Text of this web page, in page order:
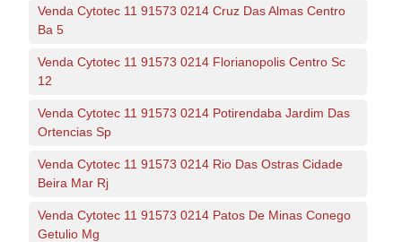
Venda Cytotec 11 91573 0214 Cruz Das Almas Centro
Ba 5
Venda Cytotec 11 91573 0214 Florianopolis Centro Sc
12
Venda Cytotec 11 91573 0214 Potirendaba Jardim Das
Ortencias Sp
Venda Cytotec 11 91573 0214 Rio Das Ostras Cidade
Beira Mar Rj
Venda Cytotec 11 91573 0214 Patos De Minas Conego
Getulio Mg